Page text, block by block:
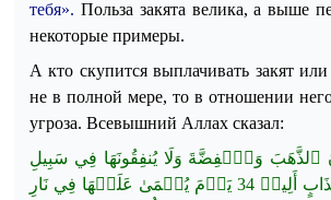
тебя». Польза закята велика, а выше
некоторые примеры.
А кто скупится выплачивать закят
не в полной мере, то в отношении
угроза. Всевышний Аллах сказал:
ٱلذَّهَبَ وَٱلۡفِضَّةَ وَلَا يُنفِقُونَهَا فِي سَبِيلِ
ٱللَّهِ فَبَشِّرۡهُم بِعَذَابٍ أَلِيمٖ 34 يَوۡمَ يُحۡمَىٰ عَلَيۡهَا فِي نَارِ